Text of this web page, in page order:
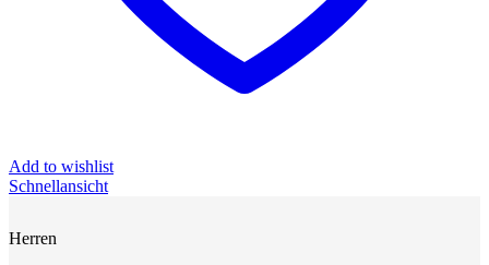
Add to wishlist
Schnellansicht
Herren